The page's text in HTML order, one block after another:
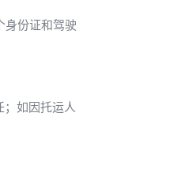
身份证和驾驶
如因托运人